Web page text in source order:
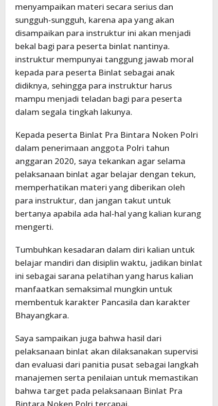
menyampaikan materi secara serius dan
sungguh-sungguh, karena apa yang akan
disampaikan para instruktur ini akan menjadi
bekal bagi para peserta binlat nantinya.
instruktur mempunyai tanggung jawab moral
kepada para peserta Binlat sebagai anak
didiknya, sehingga para instruktur harus
mampu menjadi teladan bagi para peserta
dalam segala tingkah lakunya.
Kepada peserta Binlat Pra Bintara Noken Polri
dalam penerimaan anggota Polri tahun
anggaran 2020, saya tekankan agar selama
pelaksanaan binlat agar belajar dengan tekun,
memperhatikan materi yang diberikan oleh
para instruktur, dan jangan takut untuk
bertanya apabila ada hal-hal yang kalian kurang
mengerti.
Tumbuhkan kesadaran dalam diri kalian untuk
belajar mandiri dan disiplin waktu, jadikan binlat
ini sebagai sarana pelatihan yang harus kalian
manfaatkan semaksimal mungkin untuk
membentuk karakter Pancasila dan karakter
Bhayangkara.
Saya sampaikan juga bahwa hasil dari
pelaksanaan binlat akan dilaksanakan supervisi
dan evaluasi dari panitia pusat sebagai langkah
manajemen serta penilaian untuk memastikan
bahwa target pada pelaksanaan Binlat Pra